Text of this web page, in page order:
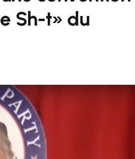
Sh-t» du